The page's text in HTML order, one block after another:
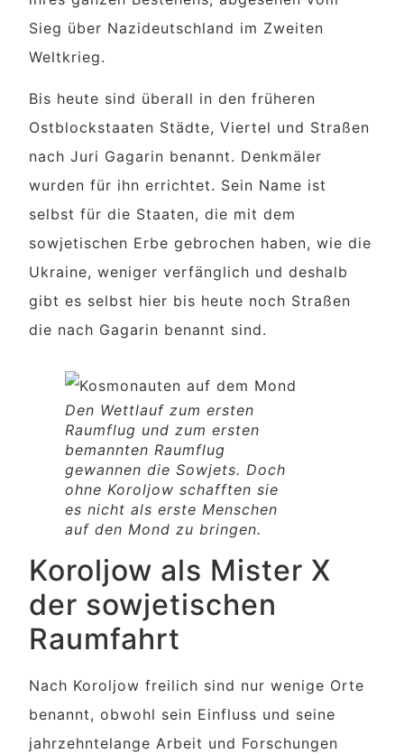
Sieg über Nazideutschland im Zweiten
Weltkrieg.
Bis heute sind überall in den früheren
Ostblockstaaten Städte, Viertel und Straßen
nach Juri Gagarin benannt. Denkmäler
wurden für ihn errichtet. Sein Name ist
selbst für die Staaten, die mit dem
sowjetischen Erbe gebrochen haben, wie die
Ukraine, weniger verfänglich und deshalb
gibt es selbst hier bis heute noch Straßen
die nach Gagarin benannt sind.
Den Wettlauf zum ersten
Raumflug und zum ersten
bemannten Raumflug
gewannen die Sowjets. Doch
ohne Koroljow schafften sie
es nicht als erste Menschen
auf den Mond zu bringen.
Koroljow als Mister X
der sowjetischen
Raumfahrt
Nach Koroljow freilich sind nur wenige Orte
benannt, obwohl sein Einfluss und seine
jahrzehntelange Arbeit und Forschungen